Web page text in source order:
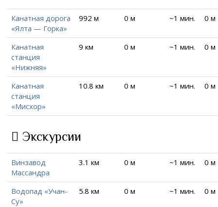
Канатная дорога
«Ялта — Горка»
992 м 0 м ~1 мин. 0 м
Канатная
станция
«Нижняя»
9 км 0 м ~1 мин. 0 м
Канатная
станция
«Мисхор»
10.8 км 0 м ~1 мин. 0 м
Экскурсии
Винзавод
Массандра
3.1 км 0 м ~1 мин. 0 м
Водопад «Учан-
Су»
5.8 км 0 м ~1 мин. 0 м